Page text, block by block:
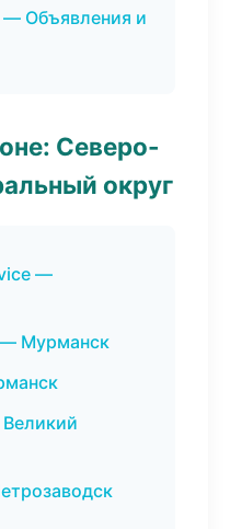
— Объявления и
Северо-
округ
—
Мурманск